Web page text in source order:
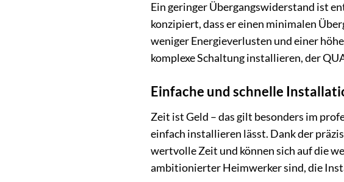
Ein geringer Übergangswiderstand ist
konzipiert, dass er einen minimalen
weniger Energieverlusten und einer
komplexe Schaltung installieren, der
Einfache und schnelle
Zeit ist Geld – das gilt besonders im
einfach installieren lässt. Dank der
wertvolle Zeit und können sich auf die
ambitionierter Heimwerker sind, die